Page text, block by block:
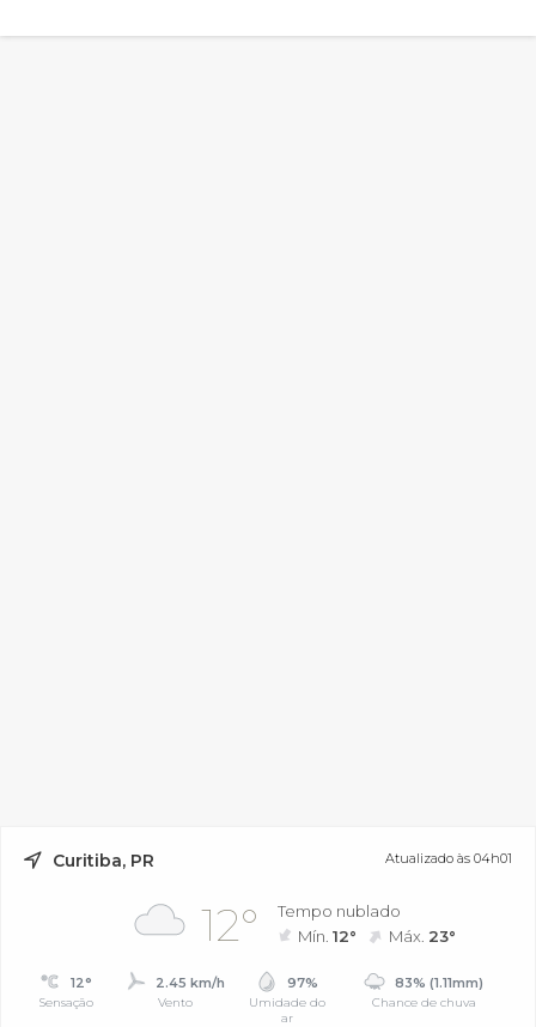
Curitiba, PR Atualizado às 04h01
12°
Tempo nublado
Mín.12° Máx. 23°
12°
Sensação
2.45 km/h
Vento
97%
Umidade do
ar
83% (1.11mm)
Chance de chuva